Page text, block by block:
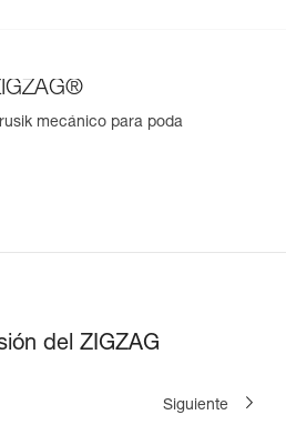
mecánico para poda
del ZIGZAG
Siguiente